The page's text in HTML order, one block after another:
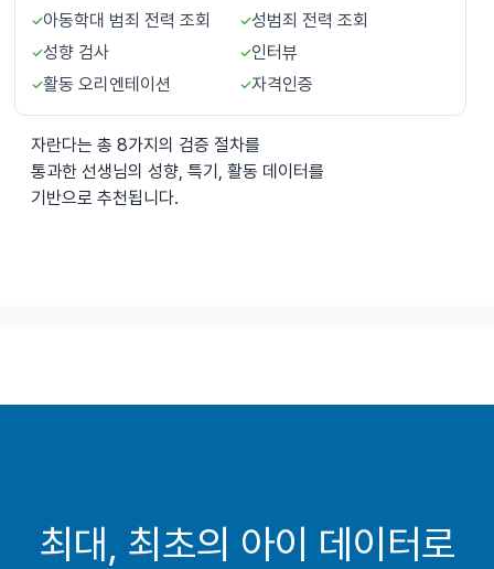
아동학대 범죄 전력 조회
성범죄 전력 조회
성향 검사
인터뷰
활동 오리엔테이션
자격인증
자란다는 총 8가지의 검증 절차를
통과한 선생님의 성향, 특기, 활동 데이터를
기반으로 추천됩니다.
최대, 최초의 아이 데이터로